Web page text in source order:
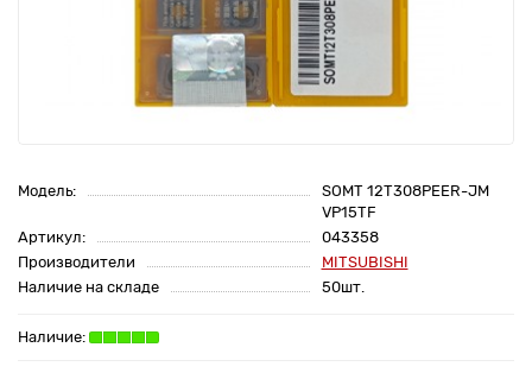
Модель:
SOMT 12T308PEER-JM
VP15TF
Артикул:
043358
Производители
MITSUBISHI
Наличие на складе
50шт.